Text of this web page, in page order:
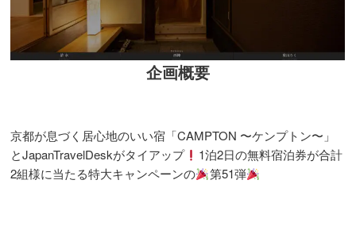
企画概要
京都が息づく居心地のいい宿「CAMPTON 〜ケンプトン〜」
とJapanTravelDeskがタイアップ
1泊2日の無料宿泊券が合計
2組様に当たる特大キャンペーンの
第51弾